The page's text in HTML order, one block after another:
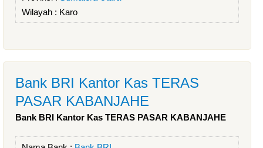
Wilayah : Karo
Bank BRI Kantor Kas TERAS
PASAR KABANJAHE
Bank BRI Kantor Kas TERAS PASAR KABANJAHE